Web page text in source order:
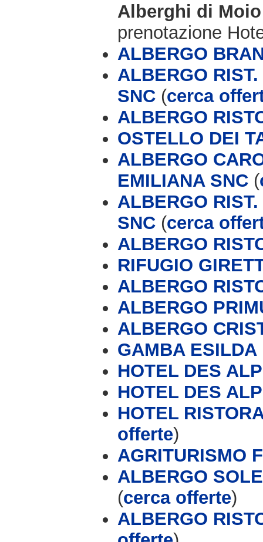
Alberghi di
prenotazione
ALBERGO
ALBERGO
SNC (cerca
ALBERGO
OSTELLO DEI
ALBERGO
EMILIANA SNC (
ALBERGO
SNC (cerca
ALBERGO
RIFUGIO
ALBERGO
ALBERGO
ALBERGO
GAMBA ESILDA
HOTEL DES
HOTEL DES
HOTEL
offerte)
AGRITURISMO
ALBERGO
(cerca offerte)
ALBERGO